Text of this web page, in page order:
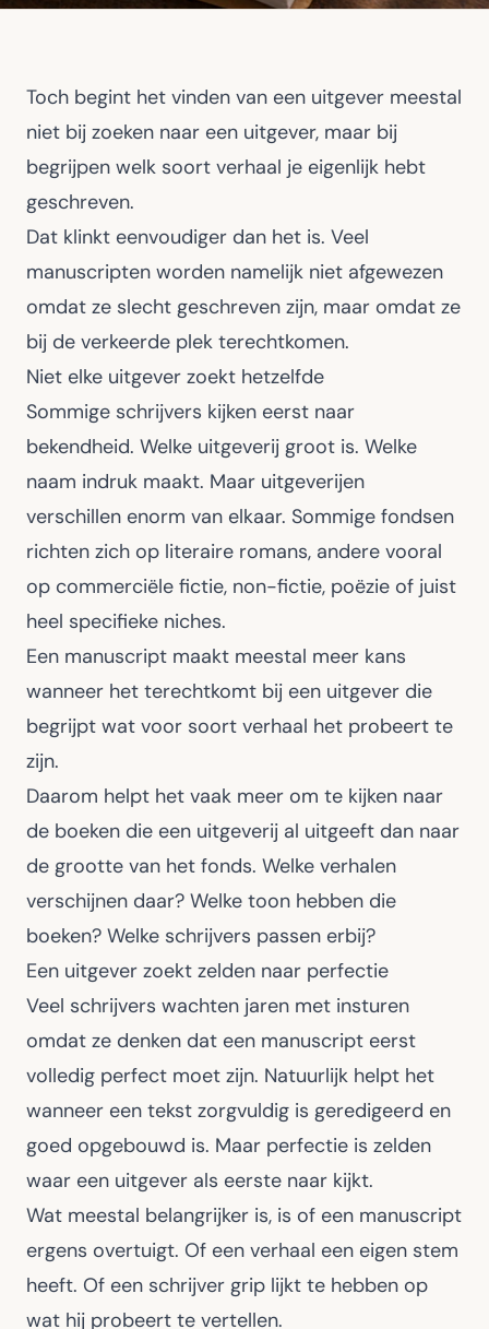
Toch begint het vinden van een uitgever meestal
niet bij zoeken naar een uitgever, maar bij
begrijpen welk soort verhaal je eigenlijk hebt
geschreven.
Dat klinkt eenvoudiger dan het is. Veel
manuscripten worden namelijk niet afgewezen
omdat ze slecht geschreven zijn, maar omdat ze
bij de verkeerde plek terechtkomen.
Niet elke uitgever zoekt hetzelfde
Sommige schrijvers kijken eerst naar
bekendheid. Welke uitgeverij groot is. Welke
naam indruk maakt. Maar uitgeverijen
verschillen enorm van elkaar. Sommige fondsen
richten zich op literaire romans, andere vooral
op commerciële fictie, non-fictie, poëzie of juist
heel specifieke niches.
Een manuscript maakt meestal meer kans
wanneer het terechtkomt bij een uitgever die
begrijpt wat voor soort verhaal het probeert te
zijn.
Daarom helpt het vaak meer om te kijken naar
de boeken die een uitgeverij al uitgeeft dan naar
de grootte van het fonds. Welke verhalen
verschijnen daar? Welke toon hebben die
boeken? Welke schrijvers passen erbij?
Een uitgever zoekt zelden naar perfectie
Veel schrijvers wachten jaren met insturen
omdat ze denken dat een manuscript eerst
volledig perfect moet zijn. Natuurlijk helpt het
wanneer een tekst zorgvuldig is geredigeerd en
goed opgebouwd is. Maar perfectie is zelden
waar een uitgever als eerste naar kijkt.
Wat meestal belangrijker is, is of een manuscript
ergens overtuigt. Of een verhaal een eigen stem
heeft. Of een schrijver grip lijkt te hebben op
wat hij probeert te vertellen.